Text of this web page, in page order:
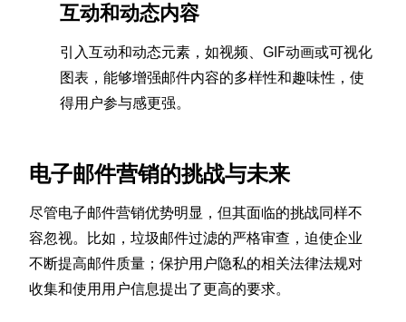
互动和动态内容
引入互动和动态元素，如视频、GIF动画或可视化
图表，能够增强邮件内容的多样性和趣味性，使
得用户参与感更强。
电子邮件营销的挑战与未来
尽管电子邮件营销优势明显，但其面临的挑战同样不
容忽视。比如，垃圾邮件过滤的严格审查，迫使企业
不断提高邮件质量；保护用户隐私的相关法律法规对
收集和使用用户信息提出了更高的要求。